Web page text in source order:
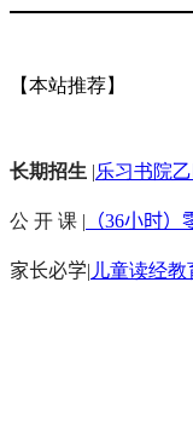
【本站推荐】
长期招生 |乐习书院
公 开 课 | （36小时
家长必学| 儿童读经